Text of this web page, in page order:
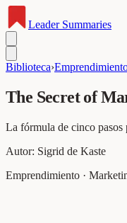
LeaderSummaries
Biblioteca›
The Secret of
La fórmula de cinco pasos
Autor: Sigrid de Kaste
Emprendimiento ·